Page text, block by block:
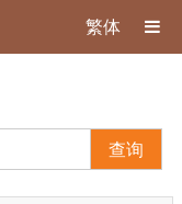
繁体
查询